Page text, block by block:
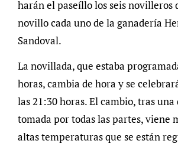
harán el paseíllo los seis novilleros
novillo cada uno de la ganadería
Sandoval.
La novillada, que estaba
horas, cambia de hora y se
las 21:30 horas. El cambio, tras una
tomada por todas las partes, viene
altas temperaturas que se están